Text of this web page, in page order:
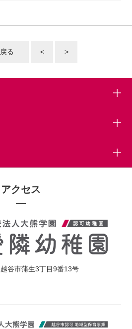
る < >
アクセス
谷市蒲生3丁目9番13号